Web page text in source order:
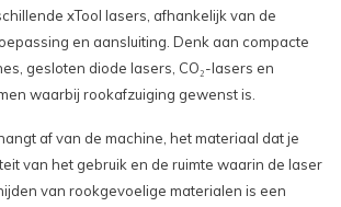
xTool lasers, afhankelijk van de
en aansluiting. Denk aan compacte
gesloten diode lasers, CO₂-lasers en
waarbij rookafzuiging gewenst is.
af van de machine, het materiaal dat je
van het gebruik en de ruimte waarin de laser
van rookgevoelige materialen is een